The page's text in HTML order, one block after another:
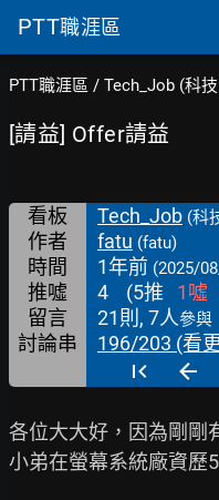
PTT職涯區
PTT職涯區 / Tech_Job (科
[請益] Offer請益
看板 Tech_Job (科
作者 fatu (fatu)
時間 1年前 (2025/
推噓 4 (5推 1噓
留言
21則, 7人參與
討論串 196/203 (看
各位大大好，因為剛剛
小弟在螢幕系統廠資歷